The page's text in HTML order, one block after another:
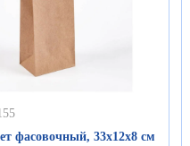
фасовочный, 33х12х8 см